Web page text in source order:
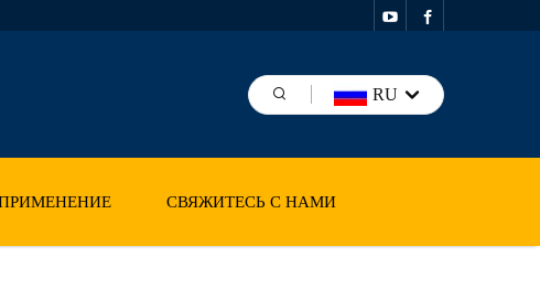
RU
СВЯЖИТЕСЬ С НАМИ